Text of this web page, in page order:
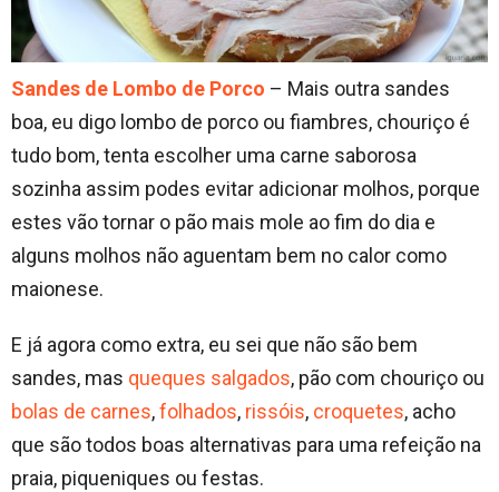
Sandes de Lombo de Porco – Mais outra sandes
boa, eu digo lombo de porco ou fiambres, chouriço é
tudo bom, tenta escolher uma carne saborosa
sozinha assim podes evitar adicionar molhos, porque
estes vão tornar o pão mais mole ao fim do dia e
alguns molhos não aguentam bem no calor como
maionese.
E já agora como extra, eu sei que não são bem
sandes, mas queques salgados, pão com chouriço ou
bolas de carnes,folhados, rissóis, croquetes, acho
que são todos boas alternativas para uma refeição na
praia, piqueniques ou festas.